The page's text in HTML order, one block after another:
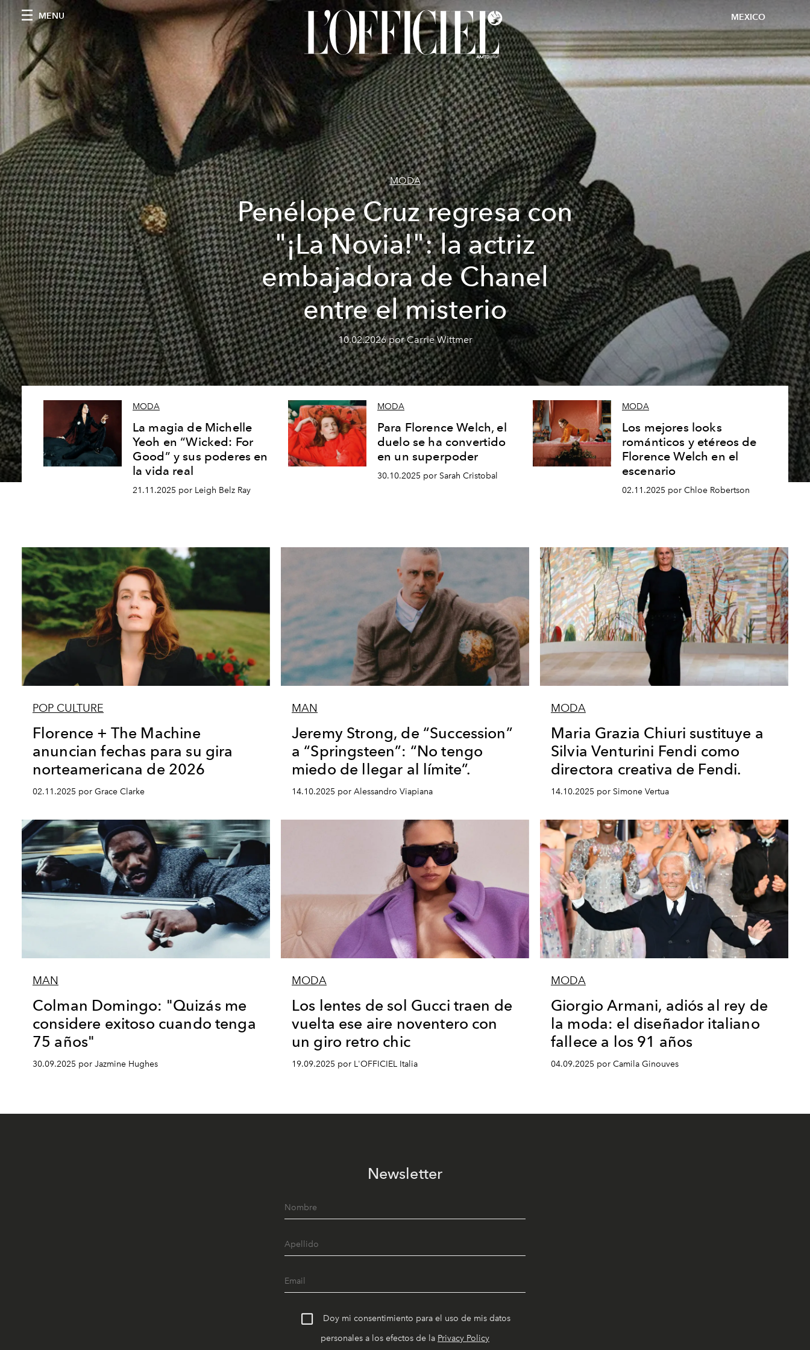
MENU MEXICO
MODA
Penélope Cruz regresa con
"¡La Novia!": la actriz
embajadora de Chanel
entre el misterio
10.02.2026 por Carrie Wittmer
MODA
La magia de Michelle
Yeoh en “Wicked: For
Good” y sus poderes en
la vida real
21.11.2025 por Leigh Belz Ray
MODA
Para Florence Welch, el
duelo se ha convertido
en un superpoder
30.10.2025 por Sarah Cristobal
MODA
Los mejores looks
románticos y etéreos de
Florence Welch en el
escenario
02.11.2025 por Chloe Robertson
POP CULTURE
Florence + The Machine
anuncian fechas para su gira
norteamericana de 2026
02.11.2025 por Grace Clarke
MAN
Jeremy Strong, de “Succession”
a “Springsteen”: “No tengo
miedo de llegar al límite”.
14.10.2025 por Alessandro Viapiana
MODA
Maria Grazia Chiuri sustituye a
Silvia Venturini Fendi como
directora creativa de Fendi.
14.10.2025 por Simone Vertua
MAN
Colman Domingo: "Quizás me
considere exitoso cuando tenga
75 años"
30.09.2025 por Jazmine Hughes
MODA
Los lentes de sol Gucci traen de
vuelta ese aire noventero con
un giro retro chic
19.09.2025 por L'OFFICIEL Italia
MODA
Giorgio Armani, adiós al rey de
la moda: el diseñador italiano
fallece a los 91 años
04.09.2025 por Camila Ginouves
Newsletter
Doy mi consentimiento para el uso de mis datos
personales a los efectos de la Privacy Policy